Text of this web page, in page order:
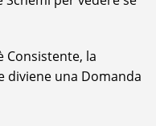
Consistente, la
diviene una Domanda